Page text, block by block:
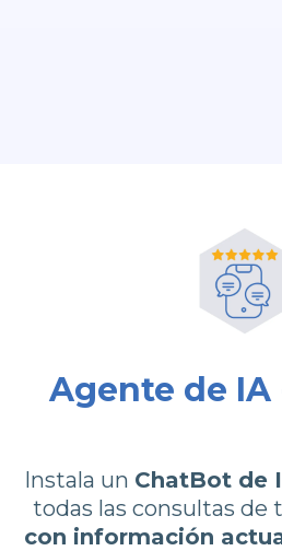
Agente de IA
Instala un ChatBot de
todas las consultas de
con información